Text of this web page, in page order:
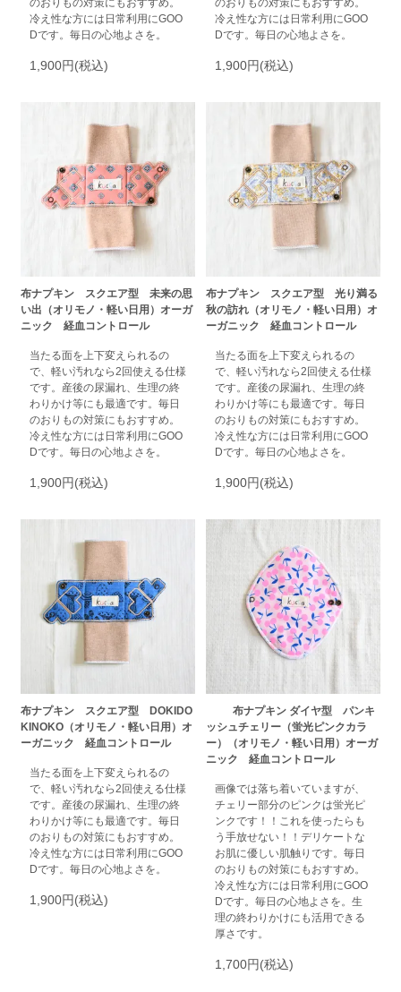
冷え性な方には日常利用にGOO
Dです。毎日の心地よさを。
1,900円(税込)
冷え性な方には日常利用にGOO
Dです。毎日の心地よさを。
1,900円(税込)
布ナプキン スクエア型 未来の思
い出（オリモノ・軽い日用）オーガ
ニック 経血コントロール
当たる面を上下変えられるの
で、軽い汚れなら2回使える仕様
です。産後の尿漏れ、生理の終
わりかけ等にも最適です。毎日
のおりもの対策にもおすすめ。
冷え性な方には日常利用にGOO
Dです。毎日の心地よさを。
1,900円(税込)
布ナプキン スクエア型 光り満る
秋の訪れ（オリモノ・軽い日用）オ
ーガニック 経血コントロール
当たる面を上下変えられるの
で、軽い汚れなら2回使える仕様
です。産後の尿漏れ、生理の終
わりかけ等にも最適です。毎日
のおりもの対策にもおすすめ。
冷え性な方には日常利用にGOO
Dです。毎日の心地よさを。
1,900円(税込)
布ナプキン スクエア型 DOKIDO
KINOKO（オリモノ・軽い日用）オ
ーガニック 経血コントロール
当たる面を上下変えられるの
で、軽い汚れなら2回使える仕様
です。産後の尿漏れ、生理の終
わりかけ等にも最適です。毎日
のおりもの対策にもおすすめ。
冷え性な方には日常利用にGOO
Dです。毎日の心地よさを。
1,900円(税込)
布ナプキン ダイヤ型 パンキ
ッシュチェリー（蛍光ピンクカラ
ー）（オリモノ・軽い日用）オーガ
ニック 経血コントロール
画像では落ち着いていますが、
チェリー部分のピンクは蛍光ピ
ンクです！！これを使ったらも
う手放せない！！デリケートな
お肌に優しい肌触りです。毎日
のおりもの対策にもおすすめ。
冷え性な方には日常利用にGOO
Dです。毎日の心地よさを。生
理の終わりかけにも活用できる
厚さです。
1,700円(税込)